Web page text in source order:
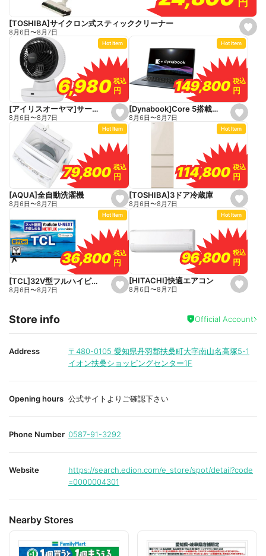
s
e
[TOSHIBA]サイクロン式スティッククリーナー
8月6日〜8月7日
s
e
t
a
v
o
r
i
e
Hot Item
6,980
6,980税込
税込
円
円
[アイリスオーヤマ]サーキュレーター
8月6日〜8月7日
s
e
t
a
v
o
r
i
e
Hot Item
149,800
149,800 税込
税込
円
円
[Dynabook]Core 5搭載パソコン
8月6日〜8月7日
s
e
t
a
v
o
r
i
e
Hot Item
79,800
79,800 税込
税込
円
円
[AQUA]全自動洗濯機
8月6日〜8月7日
s
e
t
a
v
o
r
i
e
Hot Item
114,800
114,800 税込
税込
円
円
[TOSHIBA]3ドア冷蔵庫
8月6日〜8月7日
s
e
i
t
e
Hot Item
36,800
36,800 税込
税込
円
円
[TCL]32V型フルハイビジョン液晶テレビ
8月6日〜8月7日
s
e
a
i
t
Hot Item
96,800
96,800 税込
税込
円
円
[HITACHI]快適エアコン
8月6日〜8月7日
Store info Official Account
Address 〒480-0105 愛知県丹羽郡扶桑町大字南山名高塚5-1
イオン扶桑ショッピングセンター1F
Opening hours 公式サイトよりご確認下さい
Phone Number 0587-91-3292
Website
https://search.edion.com/e_store/spot/detail?code
=0000004301
Nearby Stores